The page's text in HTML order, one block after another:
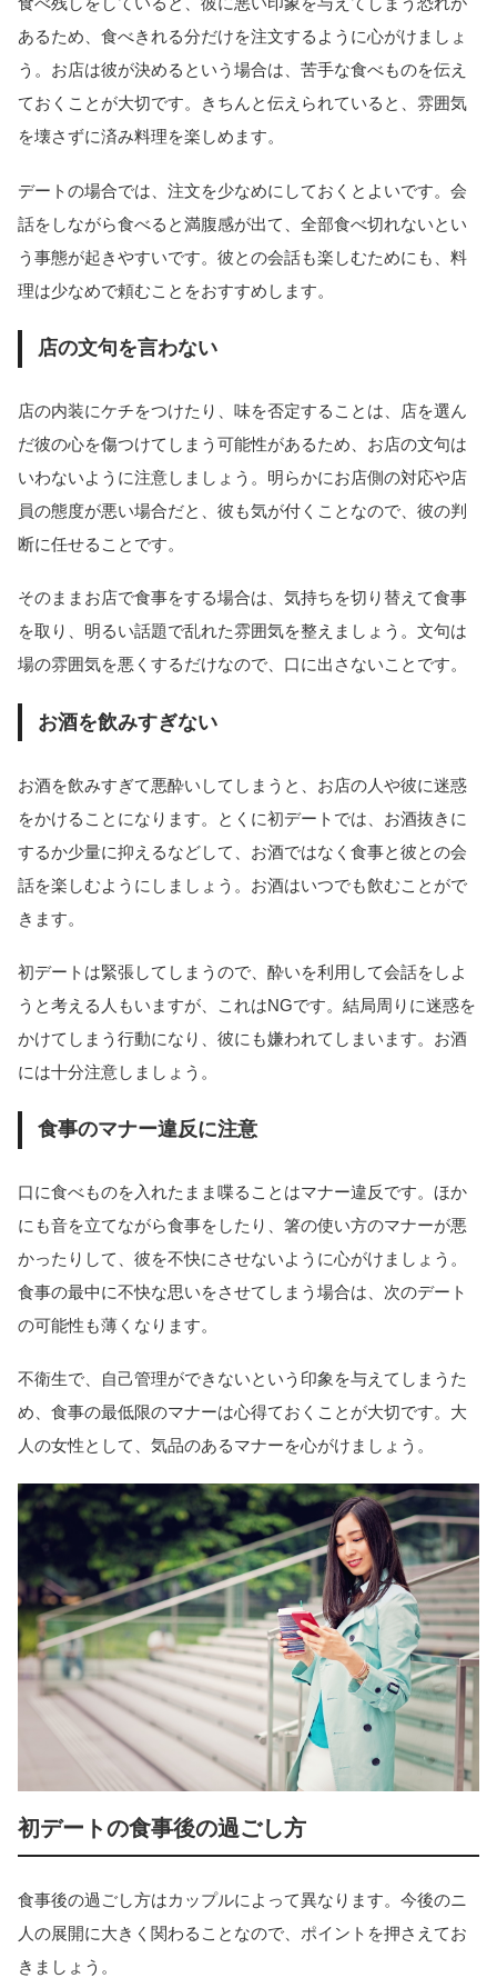
あるため、食べきれる分だけを注文するように心がけましょ
う。お店は彼が決めるという場合は、苦手な食べものを伝え
ておくことが大切です。きちんと伝えられていると、雰囲気
を壊さずに済み料理を楽しめます。
デートの場合では、注文を少なめにしておくとよいです。会
話をしながら食べると満腹感が出て、全部食べ切れないとい
う事態が起きやすいです。彼との会話も楽しむためにも、料
理は少なめで頼むことをおすすめします。
店の文句を言わない
店の内装にケチをつけたり、味を否定することは、店を選ん
だ彼の心を傷つけてしまう可能性があるため、お店の文句は
いわないように注意しましょう。明らかにお店側の対応や店
員の態度が悪い場合だと、彼も気が付くことなので、彼の判
断に任せることです。
そのままお店で食事をする場合は、気持ちを切り替えて食事
を取り、明るい話題で乱れた雰囲気を整えましょう。文句は
場の雰囲気を悪くするだけなので、口に出さないことです。
お酒を飲みすぎない
お酒を飲みすぎて悪酔いしてしまうと、お店の人や彼に迷惑
をかけることになります。とくに初デートでは、お酒抜きに
するか少量に抑えるなどして、お酒ではなく食事と彼との会
話を楽しむようにしましょう。お酒はいつでも飲むことがで
きます。
初デートは緊張してしまうので、酔いを利用して会話をしよ
うと考える人もいますが、これはNGです。結局周りに迷惑を
かけてしまう行動になり、彼にも嫌われてしまいます。お酒
には十分注意しましょう。
食事のマナー違反に注意
口に食べものを入れたまま喋ることはマナー違反です。ほか
にも音を立てながら食事をしたり、箸の使い方のマナーが悪
かったりして、彼を不快にさせないように心がけましょう。
食事の最中に不快な思いをさせてしまう場合は、次のデート
の可能性も薄くなります。
不衛生で、自己管理ができないという印象を与えてしまうた
め、食事の最低限のマナーは心得ておくことが大切です。大
人の女性として、気品のあるマナーを心がけましょう。
初デートの食事後の過ごし方
食事後の過ごし方はカップルによって異なります。今後のニ
人の展開に大きく関わることなので、ポイントを押さえてお
きましょう。